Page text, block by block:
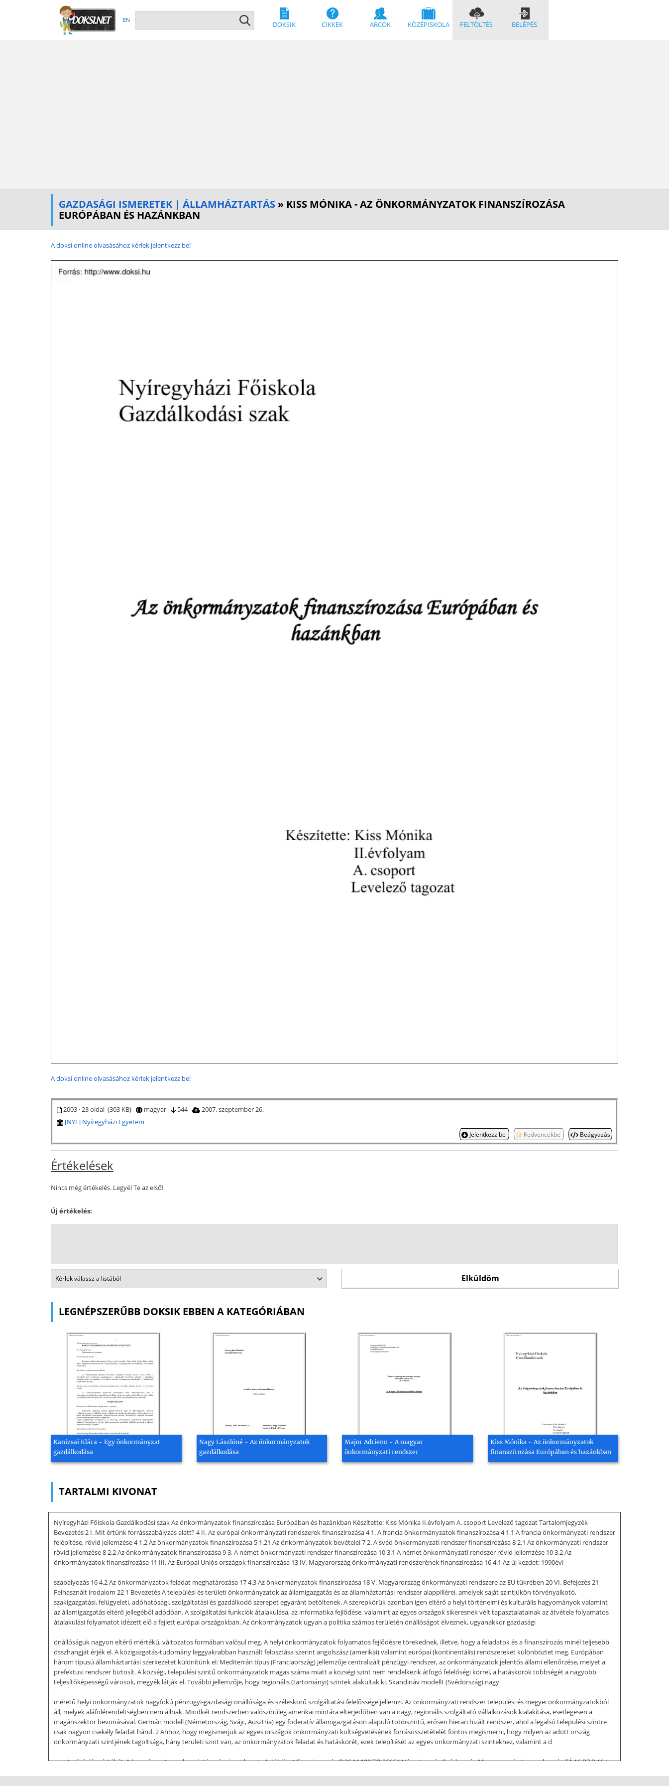
EN
DOKSIK CIKKEK ARCOK KÖZÉPISKOLA FELTÖLTÉS BELÉPÉS
GAZDASÁGI ISMERETEK | ÁLLAMHÁZTARTÁS » KISS MÓNIKA - AZ ÖNKORMÁNYZATOK FINANSZÍROZÁSA
EURÓPÁBAN ÉS HAZÁNKBAN
A doksi online olvasásához kérlek jelentkezz be!
A doksi online olvasásához kérlek jelentkezz be!
2003 · 23 oldal (303 KB) magyar 544
2007. szeptember 26.
[NYE] Nyíregyházi Egyetem
Jelentkezz be Kedvencekbe Beágyazás
Értékelések
Nincs még értékelés. Legyél Te az első!
Új értékelés:
LEGNÉPSZERŰBB DOKSIK EBBEN A KATEGÓRIÁBAN
Kanizsai Klára - Egy önkormányzat
gazdálkodása
Nagy Lászlóné - Az önkormányzatok
gazdálkodása
Major Adrienn - A magyar
önkormányzati rendszer
Kiss Mónika - Az önkormányzatok
finanszírozása Európában és hazánkban
TARTALMI KIVONAT
Nyíregyházi Főiskola Gazdálkodási szak Az önkormányzatok finanszírozása Európában és hazánkban Készítette: Kiss Mónika II.évfolyam A. csoport Levelező tagozat Tartalomjegyzék
Bevezetés 2 I. Mit értünk forrásszabályzás alatt? 4 II. Az európai önkormányzati rendszerek finanszírozása 4 1. A francia önkormányzatok finanszírozása 4 1.1 A francia önkormányzati rendszer
felépítése, rövid jellemzése 4 1.2 Az önkormányzatok finanszírozása 5 1.21 Az önkormányzatok bevételei 7 2. A svéd önkormányzati rendszer finanszírozása 8 2.1 Az önkormányzati rendszer
rövid jellemzése 8 2.2 Az önkormányzatok finanszírozása 9 3. A német önkormányzati rendszer finanszírozása 10 3.1 A német önkormányzati rendszer rövid jellemzése 10 3.2 Az
önkormányzatok finanszírozása 11 III. Az Európai Uniós országok finanszírozása 13 IV. Magyarország önkormányzati rendszerének finanszírozása 16 4.1 Az új kezdet: 1990évi
szabályozás 16 4.2 Az önkormányzatok feladat meghatározása 17 4.3 Az önkormányzatok finanszírozása 18 V. Magyarország önkormányzati rendszere az EU tükrében 20 VI. Befejezés 21
Felhasznált irodalom 22 1 Bevezetés A települési és területi önkormányzatok az államigazgatás és az államháztartási rendszer alappillérei, amelyek saját szintjükön törvényalkotó,
szakigazgatási, felügyeleti, adóhatósági, szolgáltatási és gazdálkodó szerepet egyaránt betöltenek. A szerepkörük azonban igen eltérő a helyi történelmi és kulturális hagyományok valamint
az államigazgatás eltérő jellegéből adódóan. A szolgáltatási funkciók átalakulása, az informatika fejlődése, valamint az egyes országok sikeresnek vélt tapasztalatainak az átvétele folyamatos
átalakulási folyamatot idézett elő a fejlett európai országokban. Az önkormányzatok ugyan a politika számos területén önállóságot élveznek, ugyanakkor gazdasági
önállóságuk nagyon eltérő mértékű, változatos formában valósul meg. A helyi önkormányzatok folyamatos fejlődésre törekednek, illetve, hogy a feladatok és a finanszírozás minél teljesebb
összhangját érjék el. A közigazgatás-tudomány leggyakrabban használt felosztása szerint angolszász (amerikai) valamint európai (kontinentális) rendszereket különböztet meg. Európában
három típusú államháztartási szerkezetet különítünk el: Mediterrán típus (Franciaország) jellemzője centralizált pénzügyi rendszer, az önkormányzatok jelentős állami ellenőrzése, melyet a
prefektusi rendszer biztosít. A községi, települési szintű önkormányzatok magas száma miatt a községi szint nem rendelkezik átfogó felelőségi körrel, a hatáskörök többségét a nagyobb
teljesítőképességű városok, megyék látják el. További jellemzője, hogy regionális (tartományi) szintek alakultak ki. Skandináv modellt (Svédország) nagy
méretű helyi önkormányzatok nagyfokú pénzügyi-gazdasági önállósága és széleskörű szolgáltatási felelőssége jellemzi. Az önkormányzati rendszer települési és megyei önkormányzatokból
áll, melyek aláfölérendeltségben nem állnak. Mindkét rendszerben valószínűleg amerikai mintára elterjedőben van a nagy, regionális szolgáltató vállalkozások kialakítása, esetlegesen a
magánszektor bevonásával. Germán modell (Németország, Svájc, Ausztria) egy föderatív államigazgatáson alapuló többszintű, erősen hierarchizált rendszer, ahol a legalsó települési szintre
csak nagyon csekély feladat hárul. 2 Ahhoz, hogy megismerjük az egyes országok önkormányzati költségvetésének forrásösszetételét fontos megismerni, hogy milyen az adott ország
önkormányzati szintjének tagoltsága, hány területi szint van, az önkormányzatok feladat és hatáskörét, ezek telepítését az egyes önkormányzati szintekhez, valamint a d
ecentralizáció mértékét. A kormányzati rendszer intézményi szerkezete 1. táblázat Franciaország R 26 M 100 TÖ 36664 Németország Svédország Magyarország Lengyelország TÁ 16 R7 R 16 J